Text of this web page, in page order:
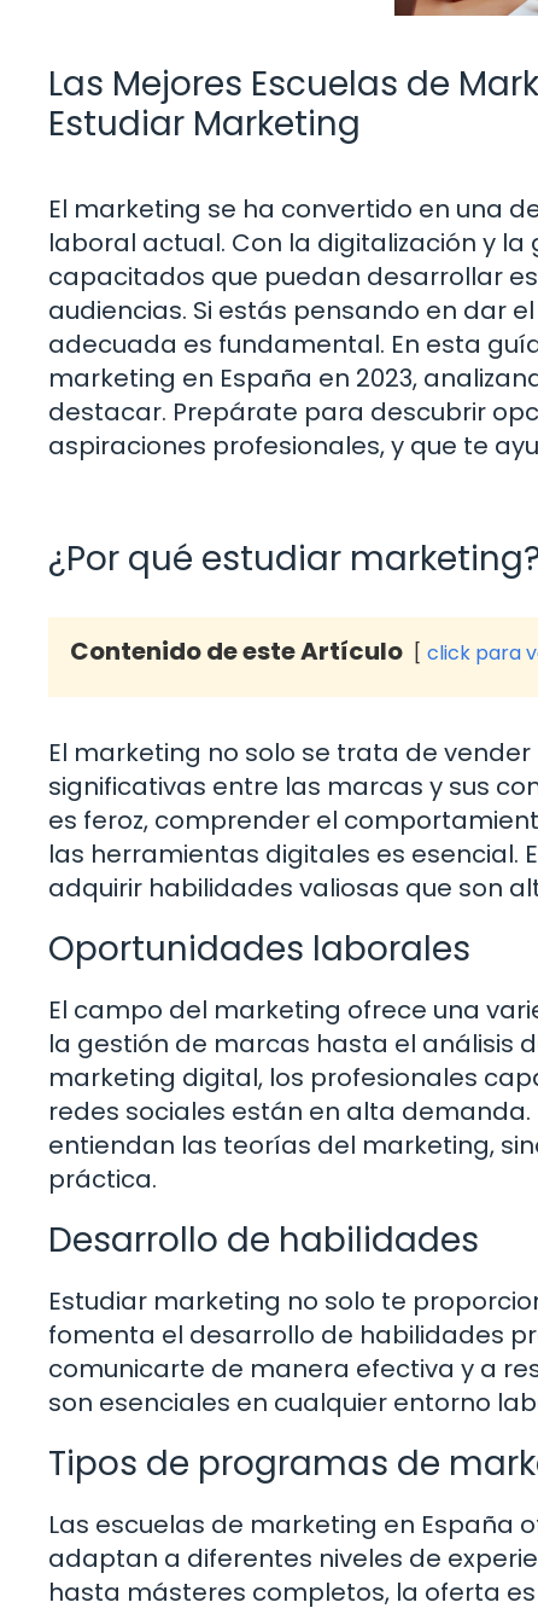
Las Mejores Escuelas de
Estudiar Marketing
El marketing se ha convertido en una
laboral actual. Con la digitalización y
capacitados que puedan desarrollar
audiencias. Si estás pensando en dar
adecuada es fundamental. En esta
marketing en España en 2023,
destacar. Prepárate para descubrir
aspiraciones profesionales, y que te
¿Por qué estudiar
Contenido de este Artículo click para
El marketing no solo se trata de
significativas entre las marcas y sus
es feroz, comprender el
las herramientas digitales es
adquirir habilidades valiosas que son
Oportunidades laborales
El campo del marketing ofrece una
la gestión de marcas hasta el análisis
marketing digital, los profesionales
redes sociales están en alta
entiendan las teorías del marketing,
práctica.
Desarrollo de habilidades
Estudiar marketing no solo te
fomenta el desarrollo de habilidades
comunicarte de manera efectiva y a
son esenciales en cualquier entorno
Tipos de programas de
Las escuelas de marketing en
adaptan a diferentes niveles de
hasta másteres completos, la oferta